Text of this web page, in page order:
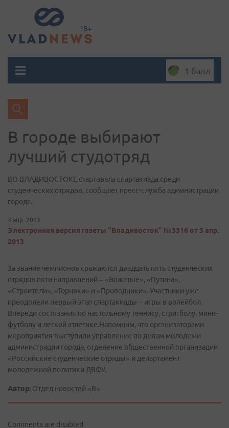
1 балл
В городе выбирают
лучший студотряд
ВО ВЛАДИВОСТОКЕ стартовала спартакиада среди
студенческих отрядов, сообщает пресс-служба администрации
города.
3 апр. 2013
Электронная версия газеты "Владивосток" №3316 от 3 апр.
2013
За звание чемпионов сражаются двадцать пять студенческих
отрядов пяти направлений – «Вожатые», «Путина»,
«Строители», «Горняки» и «Проводники». Участники уже
преодолели первый этап спартакиады – игры в волейбол.
Впереди состязания по настольному теннису, стритболу, мини-
футболу и легкой атлетике.Напомним, что организаторами
мероприятия выступили управление по делам молодежи
администрации города, отделение общественной организации
«Российские студенческие отряды» и департамент
молодежной политики ДВФУ.
Автор: Отдел новостей «В»
Comments are disabled